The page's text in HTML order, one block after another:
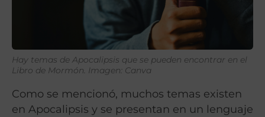
Hay temas de Apocalipsis que se pueden encontrar en el
Libro de Mormón. Imagen: Canva
Como se mencionó, muchos temas existen
en Apocalipsis y se presentan en un lenguaje